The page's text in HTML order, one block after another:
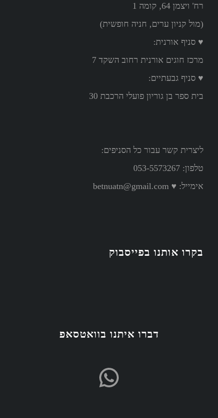
רח' ויצמן 64, קומה 1
(מול קניון ערים, חניה חופשית)
♥ סניף אורנית:
מרכז חוגים אורנית רחוב השקד 7
♥ סניף גבעתיים:
בית ספר בן גוריון פועלי הרכבת 30
ליצרית קשר עבור כל הסניפים:
טלפון: 053-5573267
אימייל: ♥ betnuatn@gmail.com
בקרו אותנו בפייסבוק
דברו איתנו בוואטסאפ